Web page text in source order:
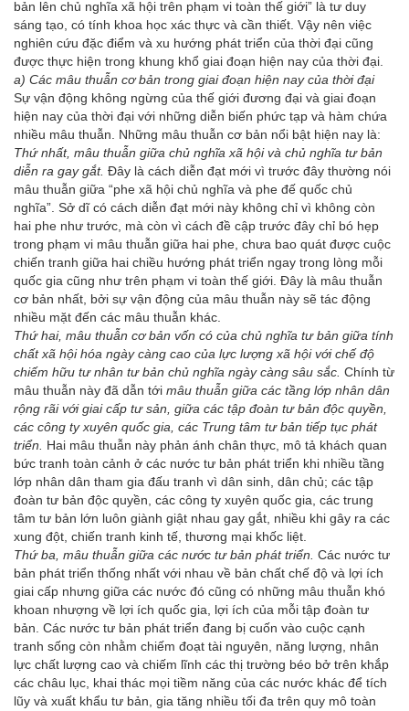
bản lên chủ nghĩa xã hội trên phạm vi toàn thế giới” là tư duy
sáng tạo, có tính khoa học xác thực và cần thiết. Vậy nên việc
nghiên cứu đặc điểm và xu hướng phát triển của thời đại cũng
được thực hiện trong khung khổ giai đoạn hiện nay của thời đại.
a) Các mâu thuẫn cơ bản trong giai đoạn hiện nay của thời đại
Sự vận động không ngừng của thế giới đương đại và giai đoạn
hiện nay của thời đại với những diễn biến phức tạp và hàm chứa
nhiều mâu thuẫn. Những mâu thuẫn cơ bản nổi bật hiện nay là:
Thứ nhất, mâu thuẫn giữa chủ nghĩa xã hội và chủ nghĩa tư bản
diễn ra gay gắt. Đây là cách diễn đạt mới vì trước đây thường nói
mâu thuẫn giữa “phe xã hội chủ nghĩa và phe đế quốc chủ
nghĩa”. Sở dĩ có cách diễn đạt mới này không chỉ vì không còn
hai phe như trước, mà còn vì cách đề cập trước đây chỉ bó hẹp
trong phạm vi mâu thuẫn giữa hai phe, chưa bao quát được cuộc
chiến tranh giữa hai chiều hướng phát triển ngay trong lòng mỗi
quốc gia cũng như trên phạm vi toàn thế giới. Đây là mâu thuẫn
cơ bản nhất, bởi sự vận động của mâu thuẫn này sẽ tác động
nhiều mặt đến các mâu thuẫn khác.
Thứ hai, mâu thuẫn cơ bản vốn có của chủ nghĩa tư bản giữa tính
chất xã hội hóa ngày càng cao của lực lượng xã hội với chế độ
chiếm hữu tư nhân tư bản chủ nghĩa ngày càng sâu sắc. Chính từ
mâu thuẫn này đã dẫn tới mâu thuẫn giữa các tầng lớp nhân dân
rộng rãi với giai cấp tư sản, giữa các tập đoàn tư bản độc quyền,
các công ty xuyên quốc gia, các Trung tâm tư bản tiếp tục phát
triển. Hai mâu thuẫn này phản ánh chân thực, mô tả khách quan
bức tranh toàn cảnh ở các nước tư bản phát triển khi nhiều tầng
lớp nhân dân tham gia đấu tranh vì dân sinh, dân chủ; các tập
đoàn tư bản độc quyền, các công ty xuyên quốc gia, các trung
tâm tư bản lớn luôn giành giật nhau gay gắt, nhiều khi gây ra các
xung đột, chiến tranh kinh tế, thương mại khốc liệt.
Thứ ba, mâu thuẫn giữa các nước tư bản phát triển. Các nước tư
bản phát triển thống nhất với nhau về bản chất chế độ và lợi ích
giai cấp nhưng giữa các nước đó cũng có những mâu thuẫn khó
khoan nhượng về lợi ích quốc gia, lợi ích của mỗi tập đoàn tư
bản. Các nước tư bản phát triển đang bị cuốn vào cuộc cạnh
tranh sống còn nhằm chiếm đoạt tài nguyên, năng lượng, nhân
lực chất lượng cao và chiếm lĩnh các thị trường béo bở trên khắp
các châu lục, khai thác mọi tiềm năng của các nước khác để tích
lũy và xuất khẩu tư bản, gia tăng nhiều tối đa trên quy mô toàn